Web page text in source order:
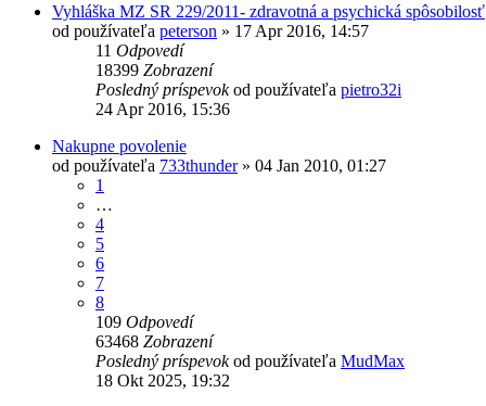
Vyhláška MZ SR 229/2011- zdravotná a psychická spôsobilosť
od používateľa peterson » 17 Apr 2016, 14:57
11 Odpovedí
18399 Zobrazení
Posledný príspevokod používateľa pietro32i
24 Apr 2016, 15:36
Nakupne povolenie
od používateľa 733thunder» 04 Jan 2010, 01:27
1
…
4
5
6
7
8
109 Odpovedí
63468 Zobrazení
Posledný príspevokod používateľa MudMax
18 Okt 2025, 19:32